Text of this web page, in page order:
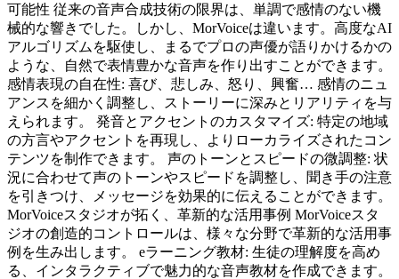
可能性 従来の音声合成技術の限界は、単調で感情のない機
械的な響きでした。しかし、MorVoiceは違います。高度なAI
アルゴリズムを駆使し、まるでプロの声優が語りかけるかの
ような、自然で表情豊かな音声を作り出すことができます。
感情表現の自在性: 喜び、悲しみ、怒り、興奮… 感情のニュ
アンスを細かく調整し、ストーリーに深みとリアリティを与
えられます。 発音とアクセントのカスタマイズ: 特定の地域
の方言やアクセントを再現し、よりローカライズされたコン
テンツを制作できます。 声のトーンとスピードの微調整: 状
況に合わせて声のトーンやスピードを調整し、聞き手の注意
を引きつけ、メッセージを効果的に伝えることができます。
MorVoiceスタジオが拓く、革新的な活用事例 MorVoiceスタ
ジオの創造的コントロールは、様々な分野で革新的な活用事
例を生み出します。 eラーニング教材: 生徒の理解度を高め
る、インタラクティブで魅力的な音声教材を作成できます。